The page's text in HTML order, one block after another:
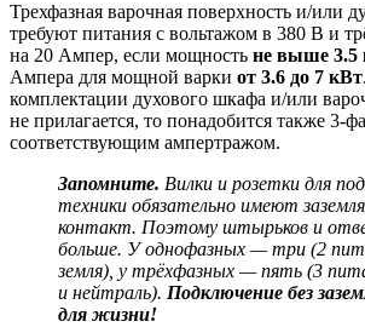
Трехфазная варочная поверхность и/или
требуют питания с вольтажом в 380 В и
на 20 Ампер, если мощность не выше 3.5
Ампера для мощной варки от 3.6 до 7 кВт
комплектации духового шкафа и/или
не прилагается, то понадобится также 3-
соответствующим ампертражом.
Запомните. Вилки и розетки для
техники обязательно имеют
контакт. Поэтому штырьков и
больше. У однофазных — три (2
земля), у трёхфазных — пять (3
и нейтраль). Подключение без
для жизни!